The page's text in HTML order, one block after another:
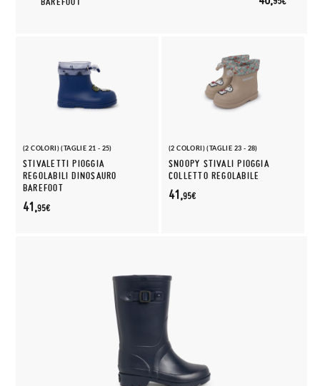
(2 COLORI) (TAGLIE 21 - 25)
STIVALETTI PIOGGIA
REGOLABILI DINOSAURO
BAREFOOT
41,95€
(2 COLORI) (TAGLIE 23 - 28)
SNOOPY STIVALI PIOGGIA
COLLETTO REGOLABILE
41,95€